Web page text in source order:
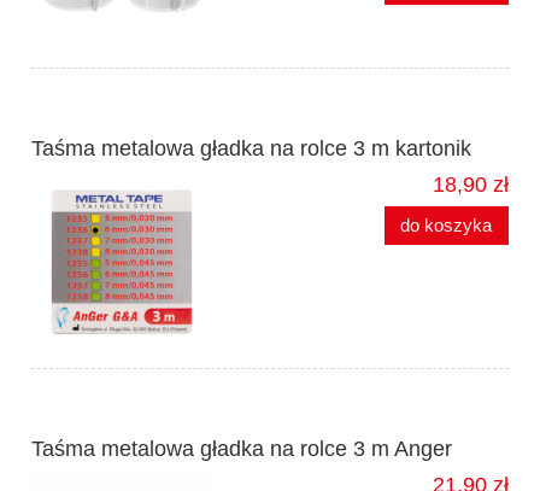
Taśma metalowa gładka na rolce 3 m kartonik
18,90 zł
do koszyka
Taśma metalowa gładka na rolce 3 m Anger
21,90 zł